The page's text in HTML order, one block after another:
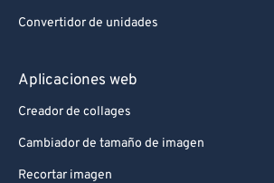
Convertidor de unidades
Aplicaciones web
Creador de collages
Cambiador de tamaño de imagen
Recortar imagen